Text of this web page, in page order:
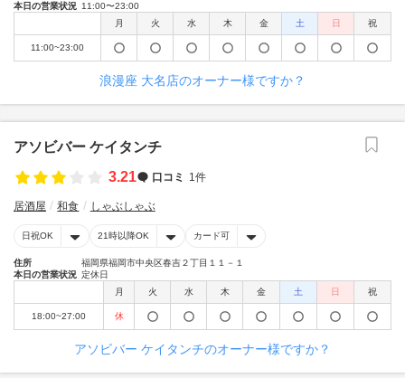
本日の営業状況 11:00〜23:00
月
火 水 木 金 土 日 祝
11:00~23:00
浪漫座 大名店のオーナー様ですか？
アソビバー ケイタンチ
3.21
口コミ 1件
居酒屋 和食 しゃぶしゃぶ
日祝OK 21時以降OK カード可
住所
福岡県福岡市中央区春吉２丁目１１－１
本日の営業状況 定休日
月
火 水 木 金 土 日 祝
18:00~27:00 休
アソビバー ケイタンチのオーナー様ですか？